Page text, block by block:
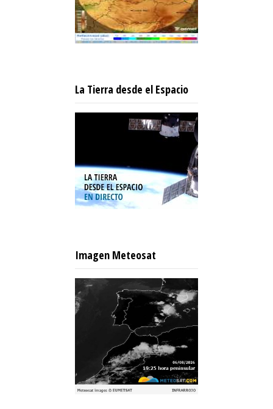
La Tierra desde el Espacio
Imagen Meteosat